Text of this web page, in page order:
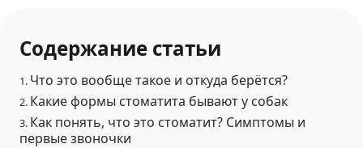
Содержание статьи
1. Что это вообще такое и откуда берётся?
2. Какие формы стоматита бывают у собак
3. Как понять, что это стоматит? Симптомы и
первые звоночки